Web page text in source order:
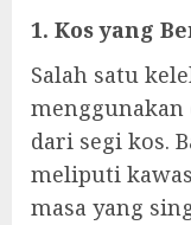
1. Kos yang
Salah satu
dari segi kos.
meliputi
masa yang